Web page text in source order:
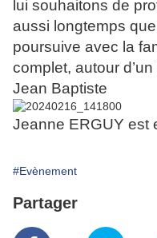
lui souhaitons de
aussi longtemps
poursuive avec la
complet, autour
Jean Baptiste
Jeanne ERGUY est
#Evènement
Partager